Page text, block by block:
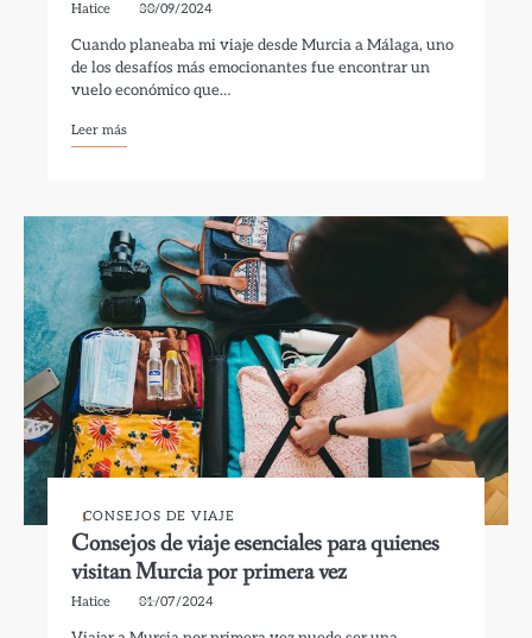
Hatice 30/09/2024
Cuando planeaba mi viaje desde Murcia a Málaga, uno
de los desafíos más emocionantes fue encontrar un
vuelo económico que…
Leer más
CONSEJOS DE VIAJE
Consejos de viaje esenciales para quienes
visitan Murcia por primera vez
Hatice 01/07/2024